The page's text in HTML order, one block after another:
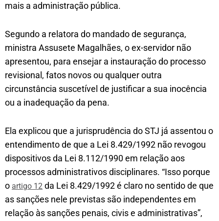
mais a administração pública.
Segundo a relatora do mandado de segurança,
ministra Assusete Magalhães, o ex-servidor não
apresentou, para ensejar a instauração do processo
revisional, fatos novos ou qualquer outra
circunstância suscetível de justificar a sua inocência
ou a inadequação da pena.
Ela explicou que a jurisprudência do STJ já assentou o
entendimento de que a Lei 8.429/1992 não revogou
dispositivos da Lei 8.112/1990 em relação aos
processos administrativos disciplinares. “Isso porque
o artigo 12 da Lei 8.429/1992 é claro no sentido de que
as sanções nele previstas são independentes em
relação às sanções penais, civis e administrativas”,